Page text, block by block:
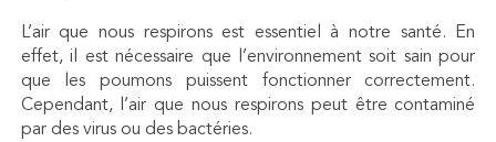
L’air que nous respirons est essentiel à notre santé. En
effet, il est nécessaire que l’environnement soit sain pour
que les poumons puissent fonctionner correctement.
Cependant, l’air que nous respirons peut être contaminé
par des virus ou des bactéries.